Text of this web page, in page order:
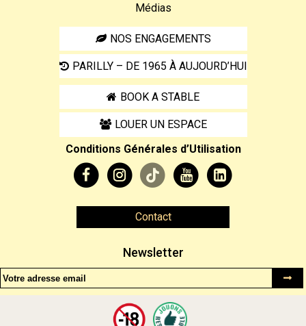
Médias
NOS ENGAGEMENTS
PARILLY – DE 1965 À AUJOURD’HUI
BOOK A STABLE
LOUER UN ESPACE
Conditions Générales d’Utilisation
Contact
Newsletter